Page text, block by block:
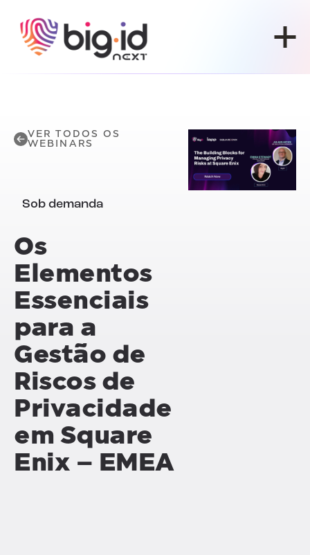
VER TODOS OS
WEBINARS
Sob demanda
Os
Elementos
Essenciais
para a
Gestão de
Riscos de
Privacidade
em Square
Enix – EMEA